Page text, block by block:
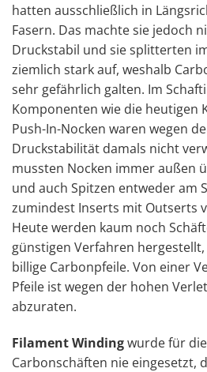
hatten ausschließlich in
Fasern. Das machte sie jedoch
Druckstabil und sie splitterten
ziemlich stark auf, weshalb
sehr gefährlich galten. Im
Komponenten wie die heutigen
Push-In-Nocken waren wegen
Druckstabilität damals nicht
mussten Nocken immer außen
und auch Spitzen entweder am
zumindest Inserts mit Outserts
Heute werden kaum noch
günstigen Verfahren
billige Carbonpfeile. Von einer
Pfeile ist wegen der hohen
abzuraten.
Filament Windingwurde für
Carbonschäften nie eingesetzt,